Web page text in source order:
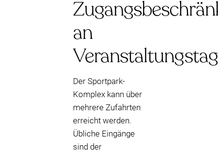
an
Der Sportpark-
Komplex kann über
mehrere Zufahrten
erreicht werden.
Übliche Eingänge
sind der